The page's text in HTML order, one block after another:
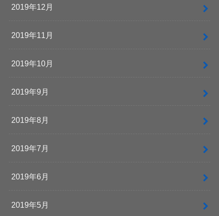
2019年12月
2019年11月
2019年10月
2019年9月
2019年8月
2019年7月
2019年6月
2019年5月